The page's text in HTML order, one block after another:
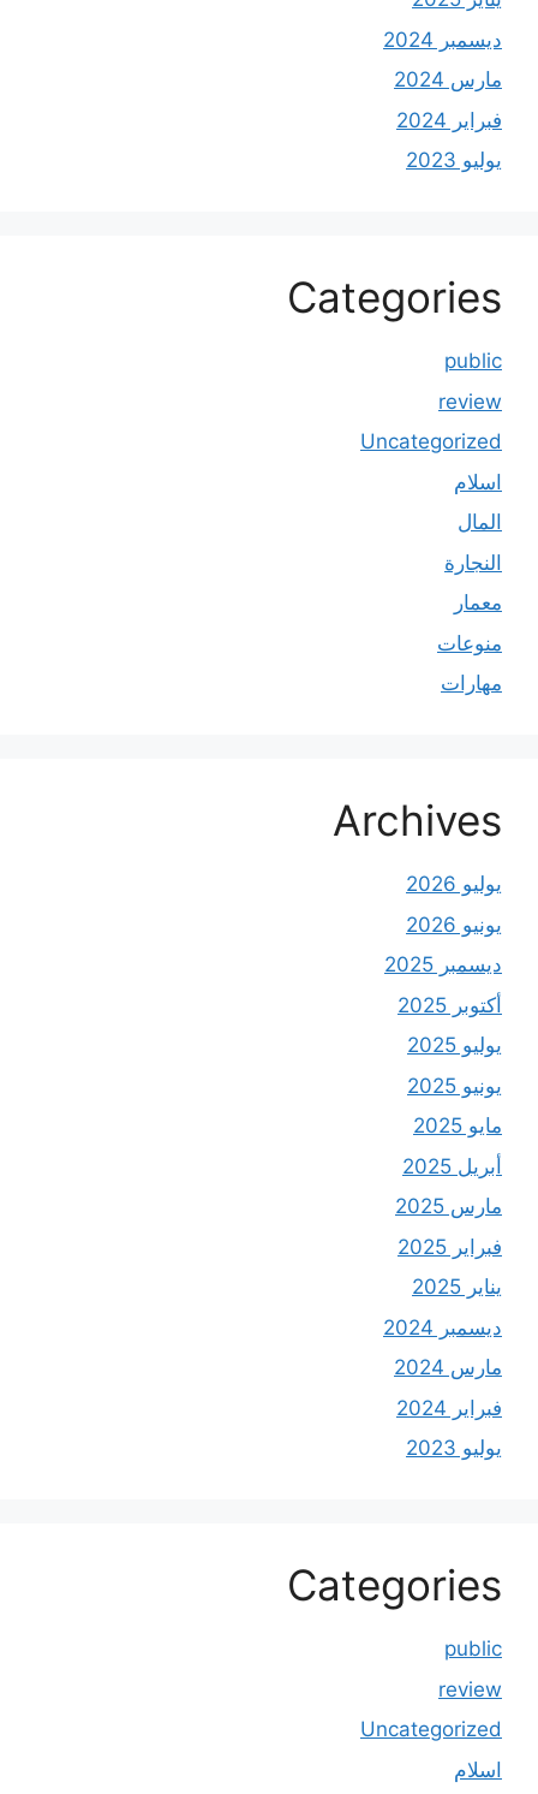
ديسمبر 2024
مارس 2024
فبراير 2024
يوليو 2023
Categories
public
review
Uncategorized
اسلام
المال
النجارة
معمار
منوعات
مهارات
Archives
يوليو 2026
يونيو 2026
ديسمبر 2025
أكتوبر 2025
يوليو 2025
يونيو 2025
مايو 2025
أبريل 2025
مارس 2025
فبراير 2025
يناير 2025
ديسمبر 2024
مارس 2024
فبراير 2024
يوليو 2023
Categories
public
review
Uncategorized
اسلام